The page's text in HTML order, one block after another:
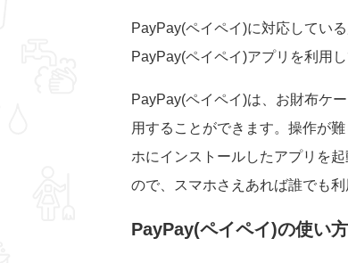
PayPay(ペイペイ)に対応してい
PayPay(ペイペイ)アプリを利用
PayPay(ペイペイ)は、お財布ケ
用することができます。操作が
ホにインストールしたアプリを
ので、スマホさえあれば誰でも利
PayPay(ペイペイ)の使い方